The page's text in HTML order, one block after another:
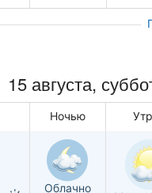
15 августа,
Ночью
Облачно